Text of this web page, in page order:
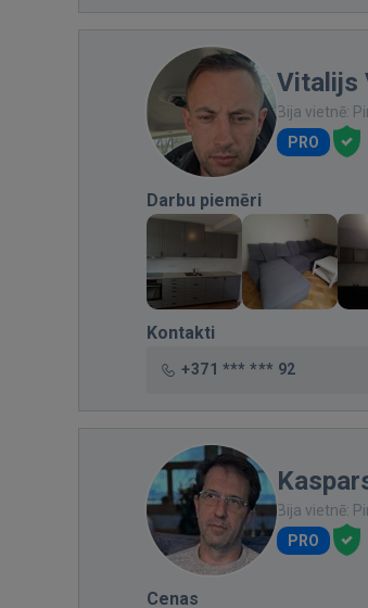
Vitalijs
Bija vietnē:
PRO
Darbu piemēri
Kontakti
+371 *** *** 92
Bija vietnē:
PRO
Cenas